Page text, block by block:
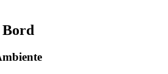
Bord